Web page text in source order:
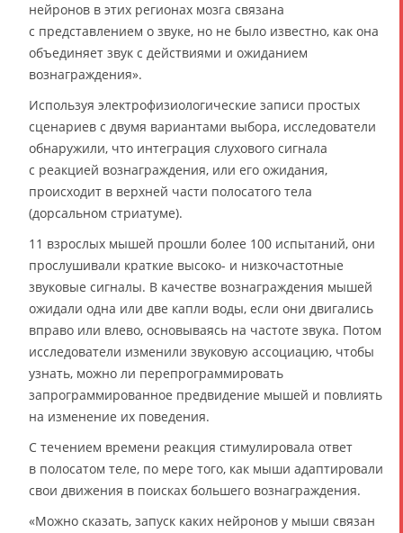
нейронов в этих регионах мозга связана
с представлением о звуке, но не было известно, как она
объединяет звук с действиями и ожиданием
вознаграждения».
Используя электрофизиологические записи простых
сценариев с двумя вариантами выбора, исследователи
обнаружили, что интеграция слухового сигнала
с реакцией вознаграждения, или его ожидания,
происходит в верхней части полосатого тела
(дорсальном стриатуме).
11 взрослых мышей прошли более 100 испытаний, они
прослушивали краткие высоко- и низкочастотные
звуковые сигналы. В качестве вознаграждения мышей
ожидали одна или две капли воды, если они двигались
вправо или влево, основываясь на частоте звука. Потом
исследователи изменили звуковую ассоциацию, чтобы
узнать, можно ли перепрограммировать
запрограммированное предвидение мышей и повлиять
на изменение их поведения.
С течением времени реакция стимулировала ответ
в полосатом теле, по мере того, как мыши адаптировали
свои движения в поисках большего вознаграждения.
«Можно сказать, запуск каких нейронов у мыши связан